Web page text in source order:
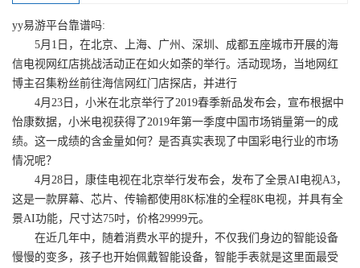
yy易游平台靠谱吗:
5月1日，在北京、上海、广州、深圳、成都五座城市开展的海
信电视网红店挑战活动正在如火如荼的举行。活动现场，当地网红
博主召集粉丝前往海信网红门店探店，并进行
4月23日，小米在北京举行了2019春季新品发布会，宣布根据中
怡康数据，小米电视获得了2019年第一季度中国市场销量第一的成
绩。这一成绩的含金量如何？是否真实表现了中国彩电行业的市场
情况呢？
4月28日，康佳电视在北京举行发布会，发布了全景AI电视A3，
这是一款屏幕、芯片、传输都使用8K标准的全程8K电视，并具有全
景AI功能，尺寸达75吋，价格29999元。
在近几年中，随着消费水平的提升，不仅我们身边的智能设备
慢慢的变多，孩子也开始佩戴智能设备，智能手表就是这里面最受